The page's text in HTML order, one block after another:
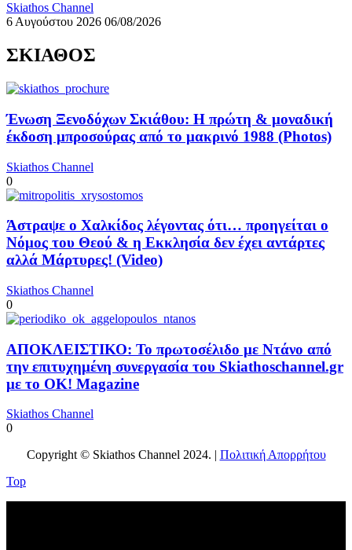
Skiathos Channel
6 Αυγούστου 2026 06/08/2026
ΣΚΙΑΘΟΣ
Ένωση Ξενοδόχων Σκιάθου: Η πρώτη & μοναδική
έκδοση μπροσούρας από το μακρινό 1988 (Photos)
Skiathos Channel
0
Άστραψε ο Χαλκίδος λέγοντας ότι… προηγείται ο
Νόμος του Θεού & η Εκκλησία δεν έχει αντάρτες
αλλά Μάρτυρες! (Video)
Skiathos Channel
0
ΑΠΟΚΛΕΙΣΤΙΚΟ: Το πρωτοσέλιδο με Ντάνο από
την επιτυχημένη συνεργασία του Skiathoschannel.gr
με το OK! Magazine
Skiathos Channel
0
Copyright © Skiathos Channel 2024. | Πολιτική Απορρήτου
Top